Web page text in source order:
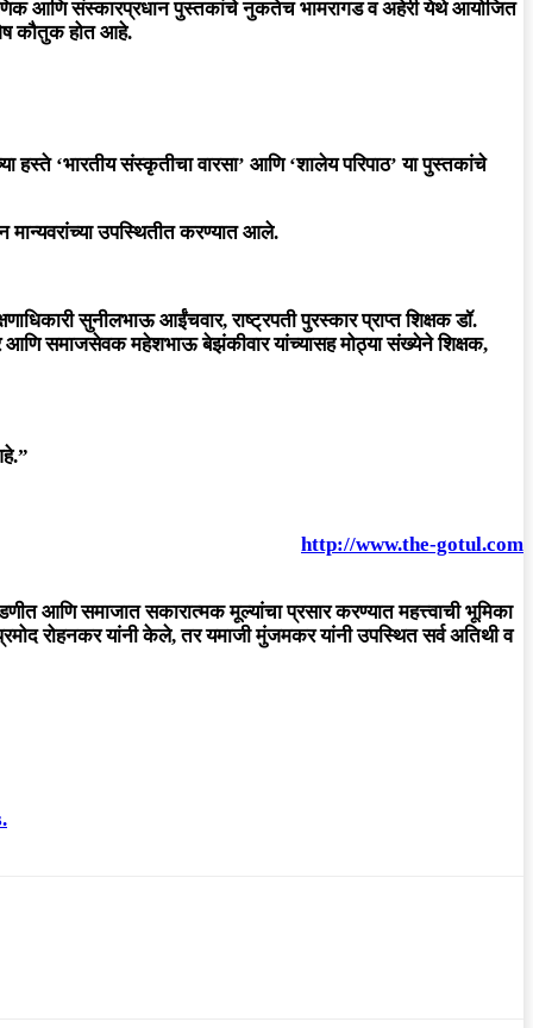
आणि संस्कारप्रधान पुस्तकांचे नुकतेच भामरागड व अहेरी येथे आयोजित
कौतुक होत आहे.
हस्ते ‘भारतीय संस्कृतीचा वारसा’ आणि‘शालेय परिपाठ’ या पुस्तकांचे
उपस्थितीत करण्यात आले.
सुनीलभाऊ आईंचवार, राष्ट्रपती पुरस्कार प्राप्त शिक्षक डॉ.
आणि समाजसेवक महेशभाऊ बेझंकीवार यांच्यासह मोठ्या संख्येने शिक्षक,
http://www.the-gotul.com
आणि समाजात सकारात्मक मूल्यांचा प्रसार करण्यात महत्त्वाची भूमिका
रोहनकर यांनी केले, तर यमाजी मुंजमकर यांनी उपस्थित सर्व अतिथी व